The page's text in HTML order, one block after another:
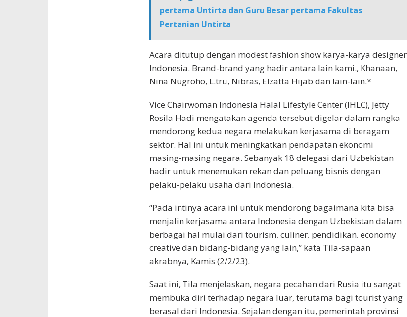
pertama Untirta dan Guru Besar pertama Fakultas
Pertanian Untirta
Acara ditutup dengan modest fashion show karya-karya designer
Indonesia. Brand-brand yang hadir antara lain kami., Khanaan,
Nina Nugroho, L.tru, Nibras, Elzatta Hijab dan lain-lain.*
Vice Chairwoman Indonesia Halal Lifestyle Center (IHLC), Jetty
Rosila Hadi mengatakan agenda tersebut digelar dalam rangka
mendorong kedua negara melakukan kerjasama di beragam
sektor. Hal ini untuk meningkatkan pendapatan ekonomi
masing-masing negara. Sebanyak 18 delegasi dari Uzbekistan
hadir untuk menemukan rekan dan peluang bisnis dengan
pelaku-pelaku usaha dari Indonesia.
“Pada intinya acara ini untuk mendorong bagaimana kita bisa
menjalin kerjasama antara Indonesia dengan Uzbekistan dalam
berbagai hal mulai dari tourism, culiner, pendidikan, economy
creative dan bidang-bidang yang lain,” kata Tila-sapaan
akrabnya, Kamis (2/2/23).
Saat ini, Tila menjelaskan, negara pecahan dari Rusia itu sangat
membuka diri terhadap negara luar, terutama bagi tourist yang
berasal dari Indonesia. Sejalan dengan itu, pemerintah provinsi